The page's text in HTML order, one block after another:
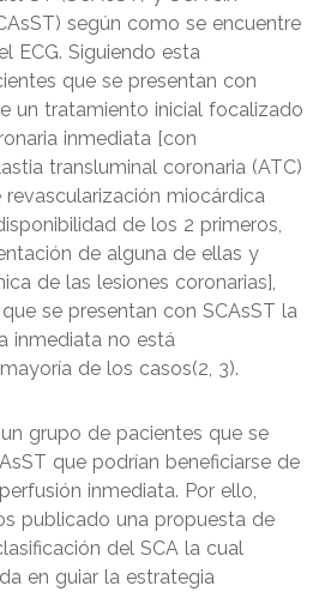
según como se encuentre
ECG. Siguiendo esta
que se presentan con
un tratamiento inicial focalizado
inmediata [con
transluminal coronaria (ATC)
revascularización miocárdica
de los 2 primeros,
de alguna de ellas y
de las lesiones coronarias],
se presentan con SCAsST la
inmediata no está
de los casos(2, 3).
grupo de pacientes que se
que podrían beneficiarse de
inmediata. Por ello,
publicado una propuesta de
del SCA la cual
en guiar la estrategia